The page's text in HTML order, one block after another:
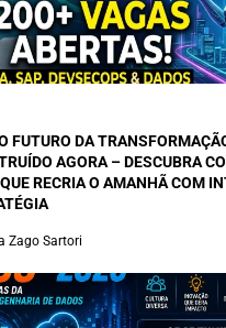
FUTURO DA
AGORA – DESCUBRA
RECRIA O AMANHÃ COM
Zago Sartori